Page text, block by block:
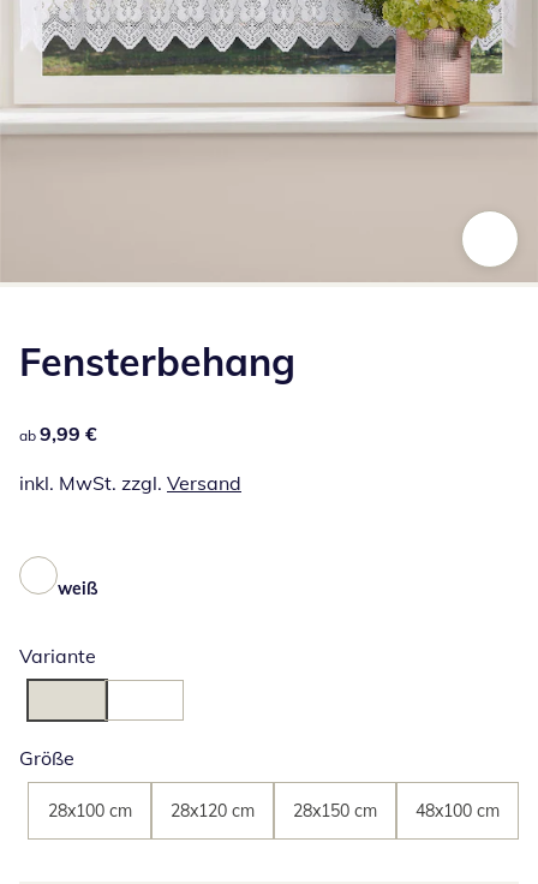
Fensterbehang
9,99 €
ab 9,99 €
inkl. MwSt. zzgl. Versand
weiß
Variante
Größe
28x100 cm 28x120 cm 28x150 cm 48x100 cm